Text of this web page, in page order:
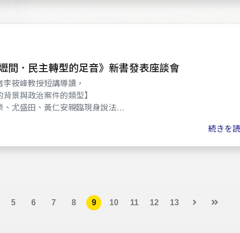
間．民主轉型的足音》新書發表座談會
筱峰教授短講導讀，
背景與政治案件的類型】
、尤盛田、黃仁安親臨現身說法
続きを
5 6 7 8 9 10 11 12 13